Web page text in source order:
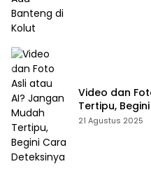
Video dan
Tertipu,
21 Agustus 2025